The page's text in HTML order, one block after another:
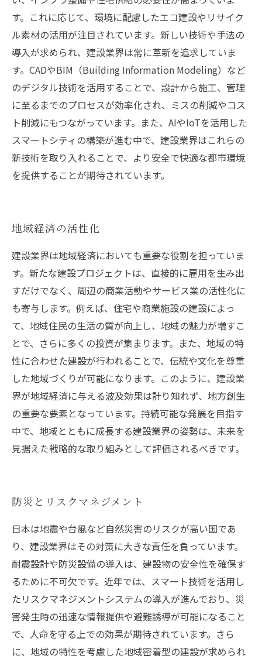
す。これに応じて、環境に配慮したエコ建設やリサイク
ル素材の活用が注目されています。新しい技術や手法の
導入が求められ、建設業界は常に革新を追求していま
す。CADやBIM（Building Information Modeling）など
のデジタル技術を活用することで、設計から施工、管理
に至るまでのプロセスが効率化され、ミスの削減やコス
ト削減にもつながっています。また、AIやIoTを活用した
スマートシティの構築が進む中で、建設業界はこれらの
新技術を取り入れることで、より安全で快適な都市環境
を提供することが期待されています。
地域経済の活性化
建設業界は地域経済においても重要な役割を担っていま
す。新たな建設プロジェクトは、直接的に雇用を生み出
すだけでなく、周辺の商業活動やサービス業の活性化に
も寄与します。例えば、住宅や商業施設の建設によっ
て、地域住民の生活の質が向上し、地域の魅力が増すこ
とで、さらに多くの投資が集まります。また、地域の特
性に合わせた建設が行われることで、伝統や文化を尊重
した地域づくりが可能になります。このように、建設業
界が地域経済に与える波及効果は計り知れず、地方創生
の重要な要素となっています。持続可能な発展を目指す
中で、地域とともに成長する建設業界の姿勢は、未来を
見据えた戦略的な取り組みとして評価されるべきです。
防災とリスクマネジメント
日本は地震や台風など自然災害のリスクが高い国であ
り、建設業界はその対策に大きな責任を負っています。
耐震設計や防災設備の導入は、建設物の安全性を確保す
るために不可欠です。近年では、スマート技術を活用し
たリスクマネジメントシステムの導入が進んでおり、災
害発生時の迅速な情報提供や避難誘導が可能になること
で、人命を守る上での効果が期待されています。さら
に、地域の特性を考慮した地域密着型の建設が求められ